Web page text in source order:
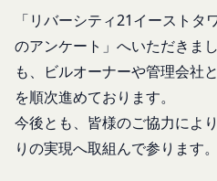
「リバーシティ21イーストタ
のアンケート」へいただきま
も、ビルオーナーや管理会社
を順次進めております。
今後とも、皆様のご協力によ
りの実現へ取組んで参ります。
お客様が、端末または携帯
を利用し、そこで位置情
場合、当社は、お客様の位
あります。通常はお客様
より無効にすることができ
には当社のサービスの一
ことがあります。
本サービスの利用登録をい
登録希望者及び利用者が
が定める情報、本サービ
断して登録を求めた情報及
利用者自身が追加、変更
いいます。